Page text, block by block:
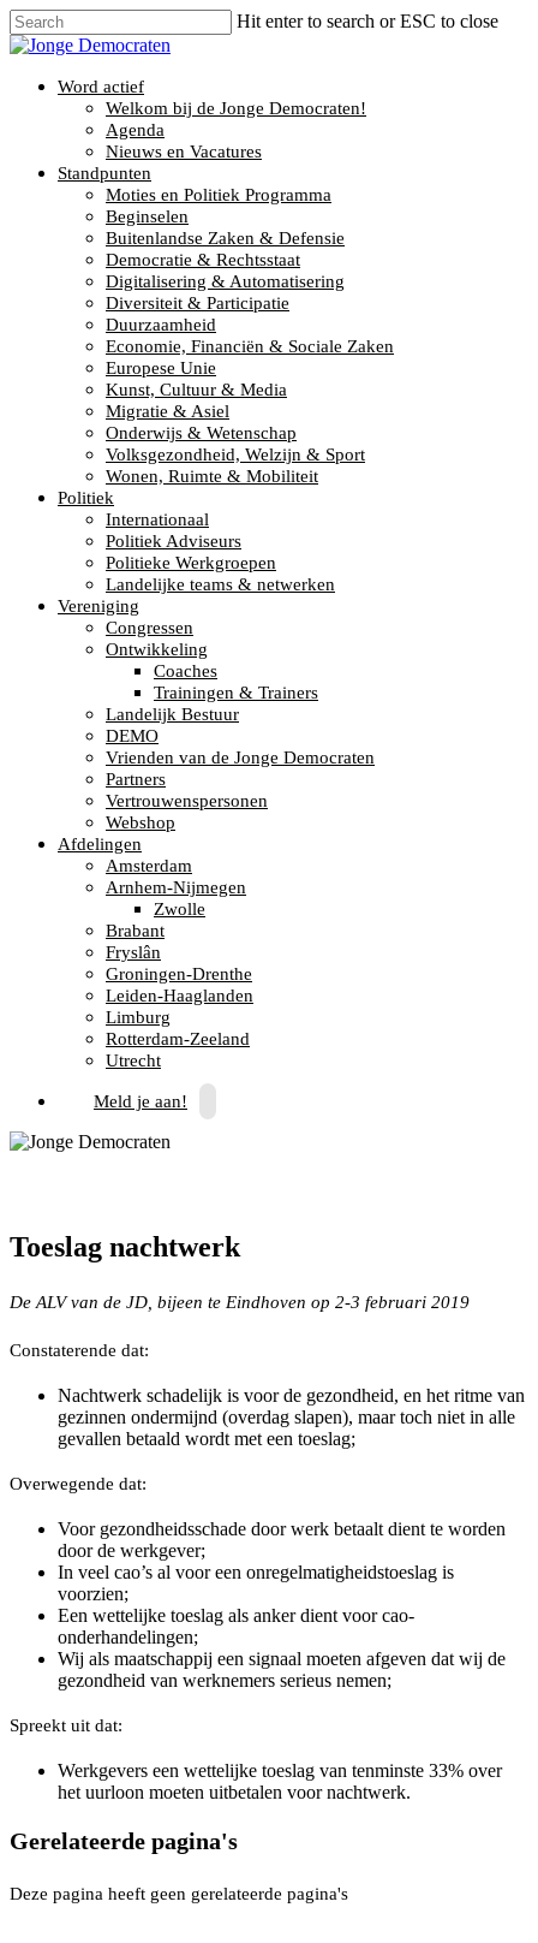
Hit enter to search or ESC to close
Word actief
Welkom bij de Jonge Democraten!
Agenda
Nieuws en Vacatures
Standpunten
Moties en Politiek Programma
Beginselen
Buitenlandse Zaken & Defensie
Democratie & Rechtsstaat
Digitalisering & Automatisering
Diversiteit & Participatie
Duurzaamheid
Economie, Financiën & Sociale Zaken
Europese Unie
Kunst, Cultuur & Media
Migratie & Asiel
Onderwijs & Wetenschap
Volksgezondheid, Welzijn & Sport
Wonen, Ruimte & Mobiliteit
Politiek
Internationaal
Politiek Adviseurs
Politieke Werkgroepen
Landelijke teams & netwerken
Vereniging
Congressen
Ontwikkeling
Coaches
Trainingen & Trainers
Landelijk Bestuur
DEMO
Vrienden van de Jonge Democraten
Partners
Vertrouwenspersonen
Webshop
Afdelingen
Amsterdam
Arnhem-Nijmegen
Zwolle
Brabant
Fryslân
Groningen-Drenthe
Leiden-Haaglanden
Limburg
Rotterdam-Zeeland
Utrecht
Meld je aan!
Toeslag nachtwerk
De ALV van de JD, bijeen te Eindhoven op 2-3 februari 2019
Constaterende dat:
Nachtwerk schadelijk is voor de gezondheid, en het ritme van
gezinnen ondermijnd (overdag slapen), maar toch niet in alle
gevallen betaald wordt met een toeslag;
Overwegende dat:
Voor gezondheidsschade door werk betaalt dient te worden
door de werkgever;
In veel cao’s al voor een onregelmatigheidstoeslag is
voorzien;
Een wettelijke toeslag als anker dient voor cao-
onderhandelingen;
Wij als maatschappij een signaal moeten afgeven dat wij de
gezondheid van werknemers serieus nemen;
Spreekt uit dat:
Werkgevers een wettelijke toeslag van tenminste 33% over
het uurloon moeten uitbetalen voor nachtwerk.
Gerelateerde pagina's
Deze pagina heeft geen gerelateerde pagina's